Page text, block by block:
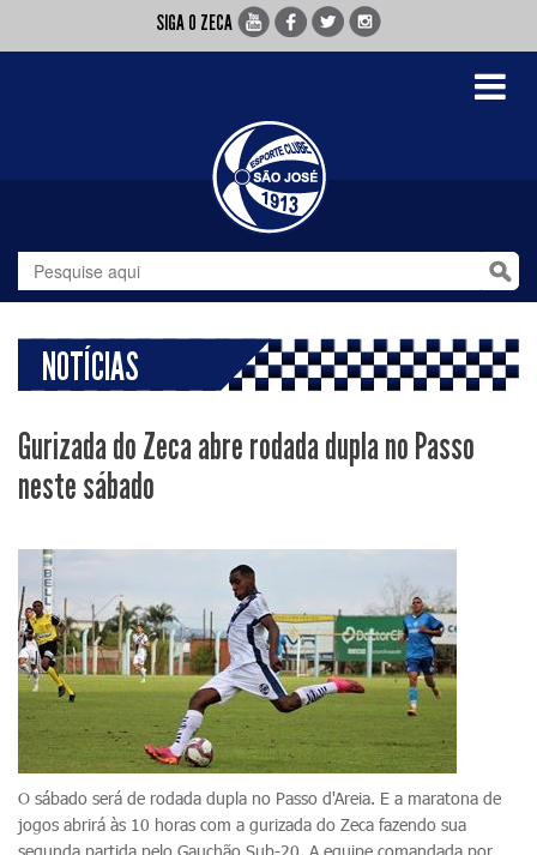
SIGA O ZECA
Toggle
NOTÍCIAS
Gurizada do Zeca abre rodada dupla no Passo
neste sábado
O sábado será de rodada dupla no Passo d'Areia. E a maratona de
jogos abrirá às 10 horas com a gurizada do Zeca fazendo sua
segunda partida pelo Gauchão Sub-20. A equipe comandada por